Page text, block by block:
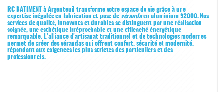
RC BATIMENT à Argenteuil transforme votre espace de vie grâce à une
expertise inégalée en fabrication et pose de vérandaen aluminium 92000. Nos
services de qualité, innovants et durables se distinguent par une réalisation
soignée, une esthétique irréprochable et une efficacité énergétique
remarquable. L'alliance d'artisanat traditionnel et de technologies modernes
permet de créer des vérandas qui offrent confort, sécurité et modernité,
répondant aux exigences les plus strictes des particuliers et des
professionnels.